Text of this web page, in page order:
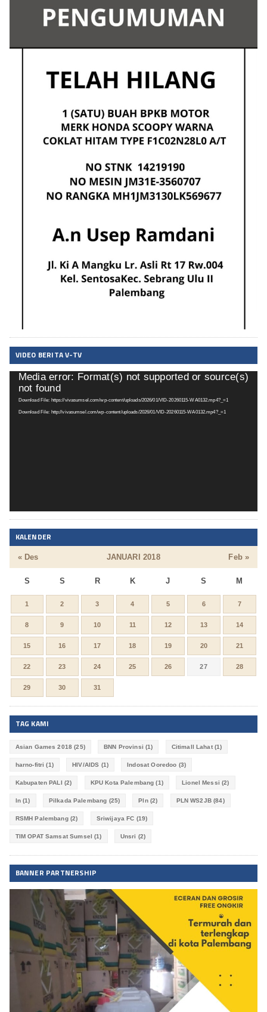
VIDEO BERITA V-TV
Pemutar
Video
Media error: Format(s) not supported or source(s)
not found
Download File: https://vivasumsel.com/wp-content/uploads/2026/01/VID-20260115-WA0132.mp4?_=1
Download File: http://vivasumsel.com/wp-content/uploads/2026/01/VID-20260115-WA0132.mp4?_=1
KALENDER
JANUARI 2018
S S R K J S M
« Des Feb »
1 2 3 4 5 6 7
8 9 10 11 12 13 14
15 16 17 18 19 20 21
22 23 24 25 26 27 28
29 30 31
TAG KAMI
Asian Games 2018 (25) BNN Provinsi (1) Citimall Lahat(1)
harno-fitri (1) HIV/AIDS (1) Indosat Ooredoo (3)
Kabupaten PALI (2) KPU Kota Palembang (1) Lionel Messi (2)
ln (1) Pilkada Palembang (25) Pln(2) PLN WS2JB(84)
RSMH Palembang(2) Sriwijaya FC (19)
TIM OPAT Samsat Sumsel (1) Unsri (2)
BANNER PARTNERSHIP